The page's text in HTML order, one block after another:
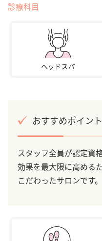
診療科目
おすすめポイント
スタッフ全員が認定資
効果を最大限に高める
こだわったサロンです。